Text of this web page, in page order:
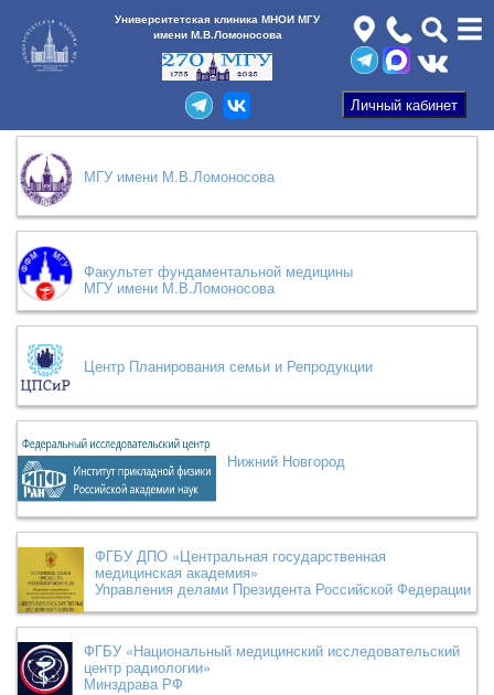
Университетская клиника МНОИ МГУ
имени М.В.Ломоносова
МГУ имени М.В.Ломоносова
Факультет фундаментальной медицины
МГУ имени М.В.Ломоносова
Центр Планирования семьи и Репродукции
Нижний Новгород
ФГБУ ДПО «Центральная государственная
медицинская академия»
Управления делами Президента Российской Федерации
ФГБУ «Национальный медицинский исследовательский
центр радиологии»
Минздрава РФ